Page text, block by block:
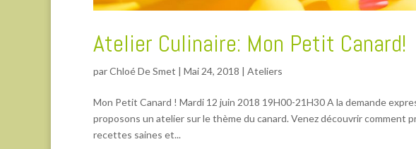
Atelier Culinaire: Mon Petit Canard!
parChloé De Smet | Mai 24, 2018 | Ateliers
Mon Petit Canard ! Mardi 12 juin 2018 19H00-21H30 A la demande
proposons un atelier sur le thème du canard. Venez découvrir comment
recettes saines et...